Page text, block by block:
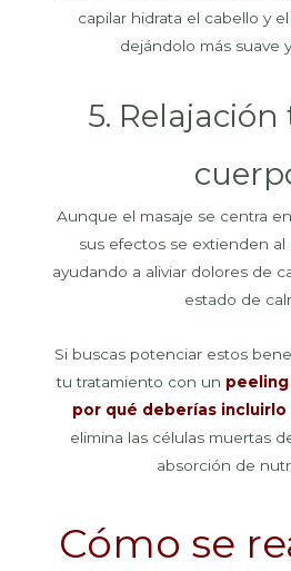
capilar hidrata el cabello y
dejándolo más suave
5.
Aunque el masaje se centra
sus efectos se extienden al
ayudando a aliviar dolores de
estado de
Si buscas potenciar estos
tu tratamiento con un
por qué deberías incluirlo
elimina las células muertas
absorción de
Cómo se